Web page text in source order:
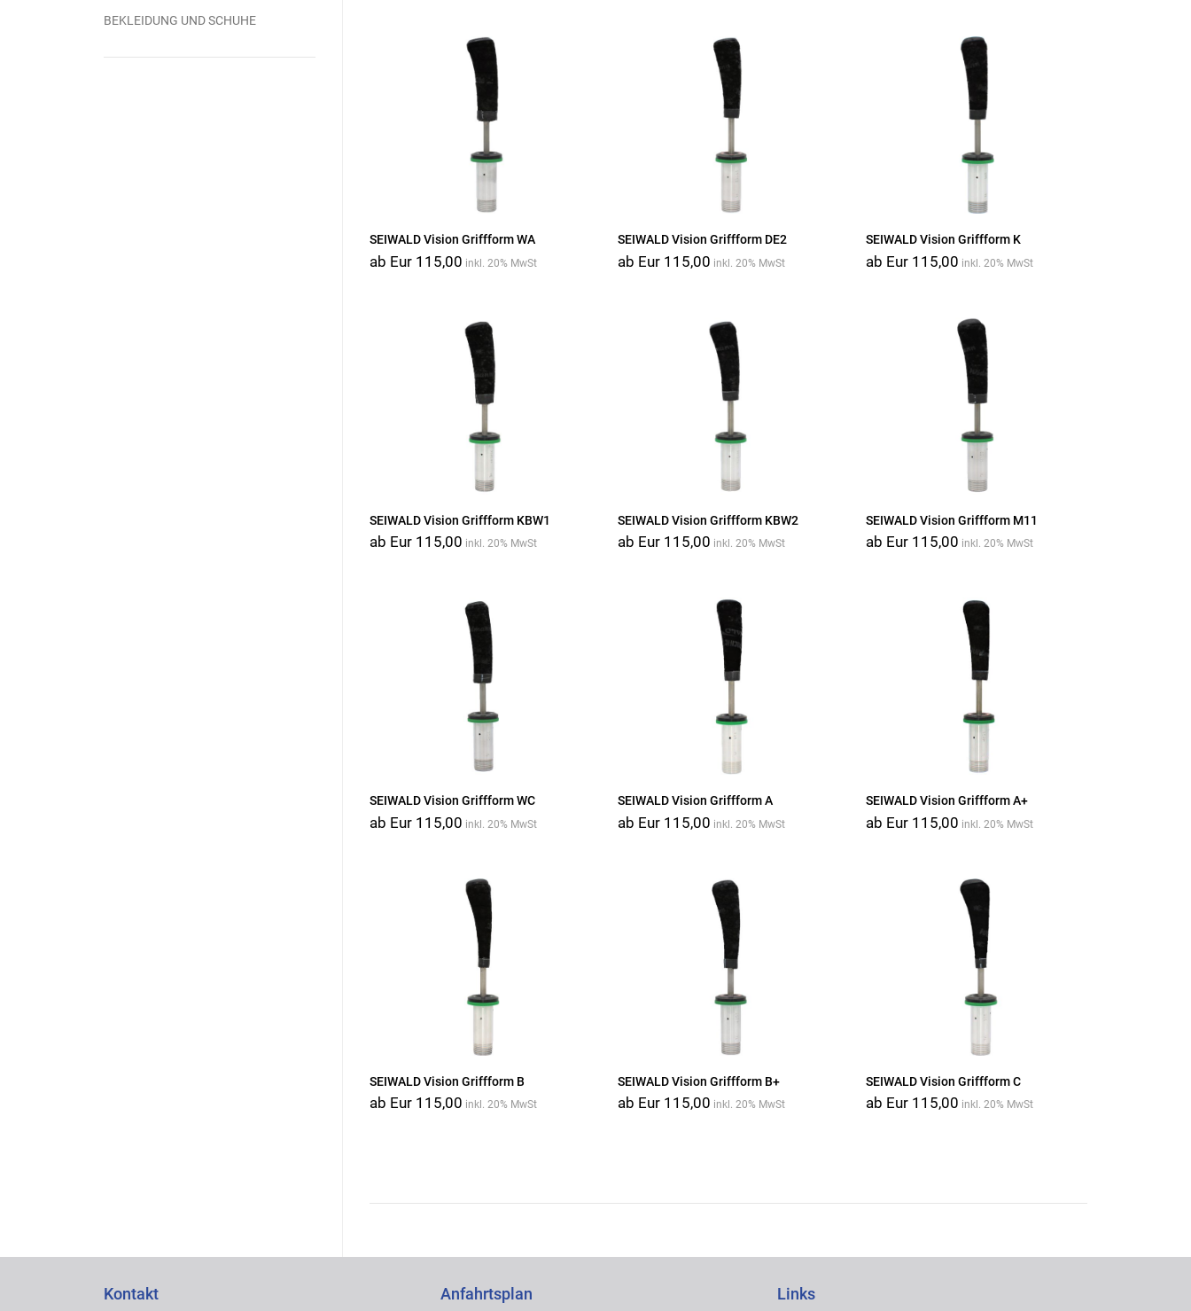
SEIWALD Vision Griffform WA
ab Eur 115,00 inkl. 20% MwSt
SEIWALD Vision Griffform DE2
ab Eur 115,00 inkl. 20% MwSt
SEIWALD Vision Griffform K
ab Eur 115,00 inkl. 20% MwSt
SEIWALD Vision Griffform KBW1
ab Eur 115,00 inkl. 20% MwSt
SEIWALD Vision Griffform KBW2
ab Eur 115,00 inkl. 20% MwSt
SEIWALD Vision Griffform M11
ab Eur 115,00 inkl. 20% MwSt
SEIWALD Vision Griffform WC
ab Eur 115,00 inkl. 20% MwSt
SEIWALD Vision Griffform A
ab Eur 115,00 inkl. 20% MwSt
SEIWALD Vision Griffform A+
ab Eur 115,00 inkl. 20% MwSt
SEIWALD Vision Griffform B
ab Eur 115,00 inkl. 20% MwSt
SEIWALD Vision Griffform B+
ab Eur 115,00 inkl. 20% MwSt
SEIWALD Vision Griffform C
ab Eur 115,00 inkl. 20% MwSt
BEKLEIDUNG UND SCHUHE
Kontakt Anfahrtsplan Links